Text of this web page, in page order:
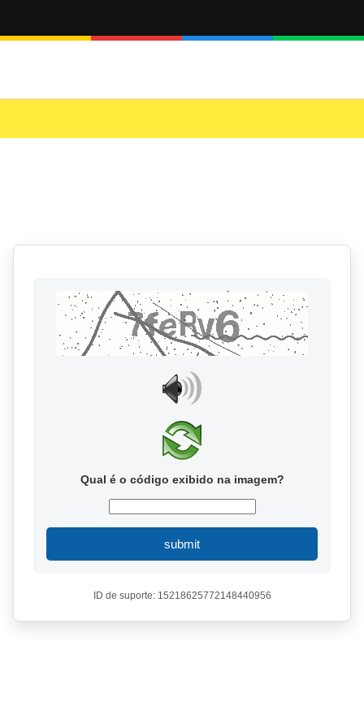
Qual é o código exibido na imagem?
submit
ID de suporte: 15218625772148440956